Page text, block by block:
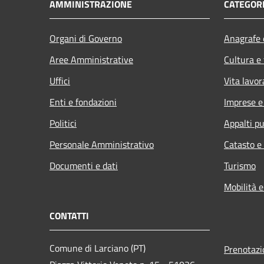
AMMINISTRAZIONE
Organi di Governo
Aree Amministrative
Uffici
Enti e fondazioni
Politici
Personale Amministrativo
Documenti e dati
Cultura
Vita
Imprese
Appalti
Catasto
Turismo
Mobilità
CONTATTI
Comune di Larciano (PT)